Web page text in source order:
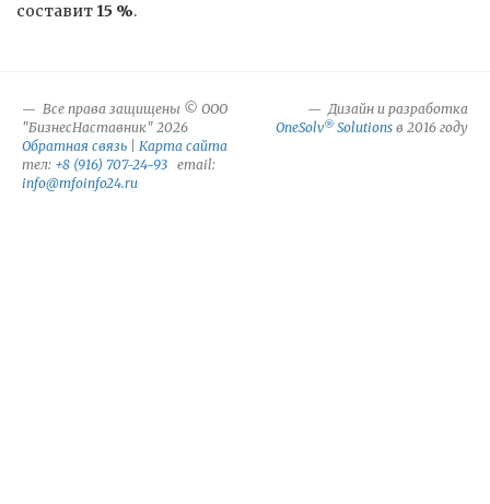
составит 15 %.
Все права защищены © ООО
"БизнесНаставник" 2026
Обратная связь
Карта сайта
тел: +8 (916) 707-24-93 email:
info@mfoinfo24.ru
Дизайн и разработка
OneSolv® Solutions в 2016 году